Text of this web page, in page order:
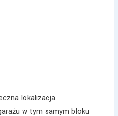
lokalizacja
w tym samym bloku